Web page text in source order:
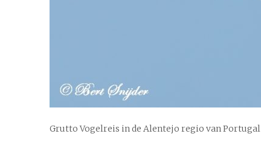
Grutto Vogelreis in de Alentejo regio van Portugal